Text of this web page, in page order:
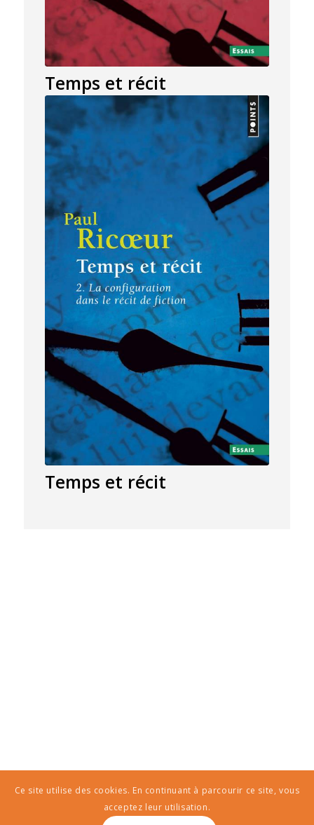
Temps et récit
Temps et récit
Ce site utilise des cookies. En continuant à parcourir ce site, vous
acceptez leur utilisation.